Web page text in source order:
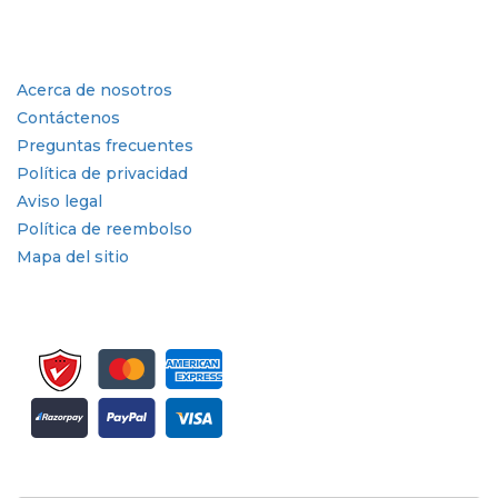
Acerca de nosotros
Contáctenos
Preguntas frecuentes
Política de privacidad
Aviso legal
Política de reembolso
Mapa del sitio